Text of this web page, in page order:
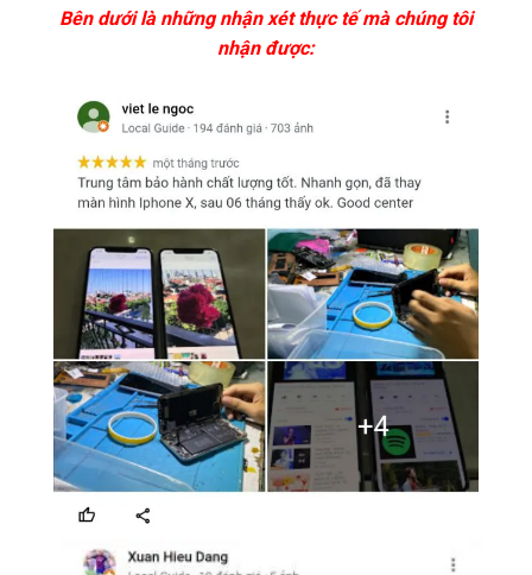
Bên dưới là những nhận xét thực tế mà chúng tôi
nhận được: